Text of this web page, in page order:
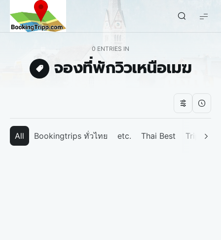
bookingtripp.com
0 ENTRIES IN
จองที่พักวิวเหนือเมฆ
All Bookingtrips ทั่วไทย etc. Thai Best Tripp